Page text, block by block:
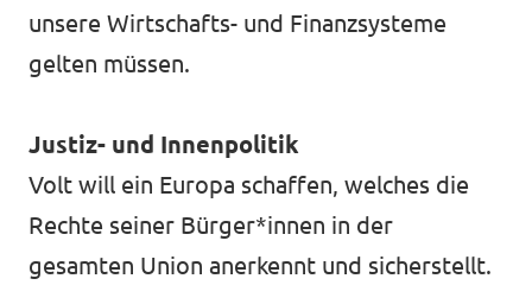
unsere Wirtschafts- und Finanzsysteme
gelten müssen.
Justiz- und Innenpolitik
Volt will ein Europa schaffen, welches die
Rechte seiner Bürger*innen in der
gesamten Union anerkennt und sicherstellt.